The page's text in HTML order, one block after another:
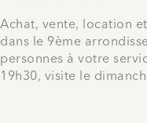
Achat, vente, location
dans le 9ème
personnes à votre
19h30, visite le